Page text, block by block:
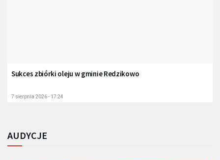
Sukces zbiórki oleju w gminie Redzikowo
7 sierpnia 2026 - 17:24
AUDYCJE